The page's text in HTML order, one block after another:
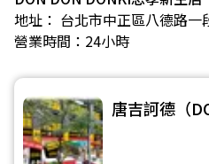
地址： 台北市中正區八德路一
營業時間：24小時
唐吉訶德（